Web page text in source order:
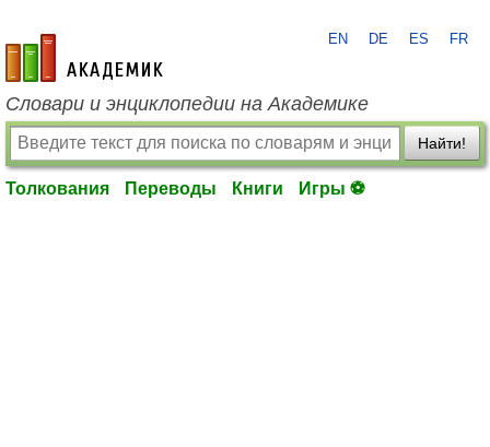
academic.ru
EN DE ES FR
Словари и энциклопедии на Академике
Найти!
Толкования Переводы Книги Игры ⚽